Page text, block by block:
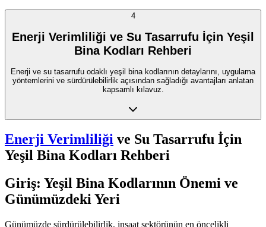
4
Enerji Verimliliği ve Su Tasarrufu İçin Yeşil
Bina Kodları Rehberi
Enerji ve su tasarrufu odaklı yeşil bina kodlarının detaylarını, uygulama
yöntemlerini ve sürdürülebilirlik açısından sağladığı avantajları anlatan
kapsamlı kılavuz.
Enerji Verimliliği ve Su Tasarrufu İçin
Yeşil Bina Kodları Rehberi
Giriş: Yeşil Bina Kodlarının Önemi ve
Günümüzdeki Yeri
Günümüzde sürdürülebilirlik, inşaat sektörünün en öncelikli